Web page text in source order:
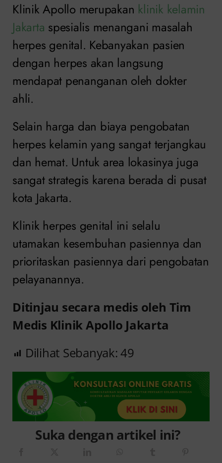
Klinik Apollo merupakan klinik kelamin
Jakarta spesialis menangani masalah
herpes genital. Kebanyakan pasien
dengan herpes akan langsung
mendapat penanganan oleh dokter
ahli.
Selain harga dan biaya pengobatan
herpes kelamin yang sangat terjangkau
dan hemat. Untuk area lokasinya juga
sangat strategis karena berada di pusat
kota Jakarta.
Klinik herpes genital ini selalu
utamakan kesembuhan pasiennya dan
prioritaskan pasiennya dari pengobatan
pelayanannya.
Ditinjau secara medis oleh Tim
Medis Klinik Apollo Jakarta
Dilihat Sebanyak:49
Suka dengan artikel ini?